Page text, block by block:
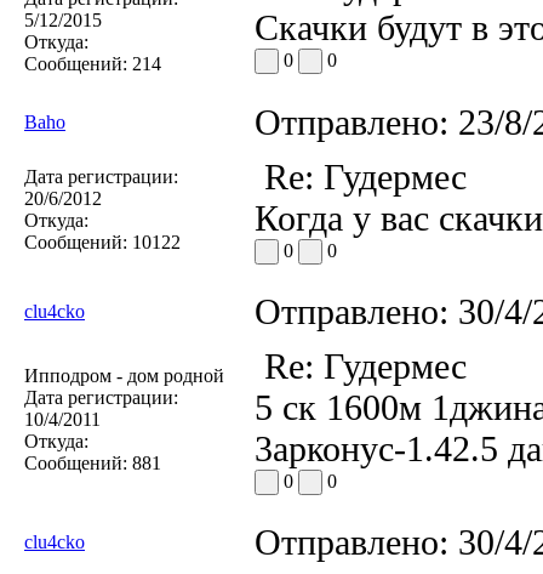
5/12/2015
Откуда:
Сообщений: 214
Скачки будут в
0 0
Baho Отправлено: 23/
Дата регистрации:
20/6/2012
Откуда:
Сообщений: 10122
Re: Гудермес
Когда у вас
0 0
clu4cko Отправлено: 30/
Ипподром - дом родной
Дата регистрации:
10/4/2011
Откуда:
Сообщений: 881
Re: Гудермес
5 ск 1600м
3арконус-1.42.5
0 0
clu4cko Отправлено: 30/